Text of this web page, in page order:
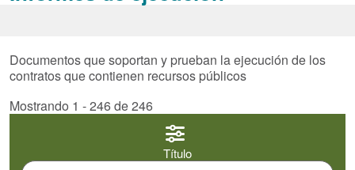
Documentos que soportan y prueban la ejecución de los
contratos que contienen recursos públicos
Mostrando 1 - 246 de 246
Título